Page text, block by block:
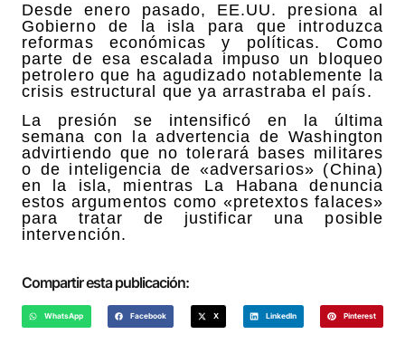
Desde enero pasado, EE.UU. presiona al
Gobierno de la isla para que introduzca
reformas económicas y políticas. Como
parte de esa escalada impuso un bloqueo
petrolero que ha agudizado notablemente la
crisis estructural que ya arrastraba el país.
La presión se intensificó en la última
semana con la advertencia de Washington
advirtiendo que no tolerará bases militares
o de inteligencia de «adversarios» (China)
en la isla, mientras La Habana denuncia
estos argumentos como «pretextos falaces»
para tratar de justificar una posible
intervención.
Compartir esta publicación:
WhatsApp Facebook X LinkedIn Pinterest